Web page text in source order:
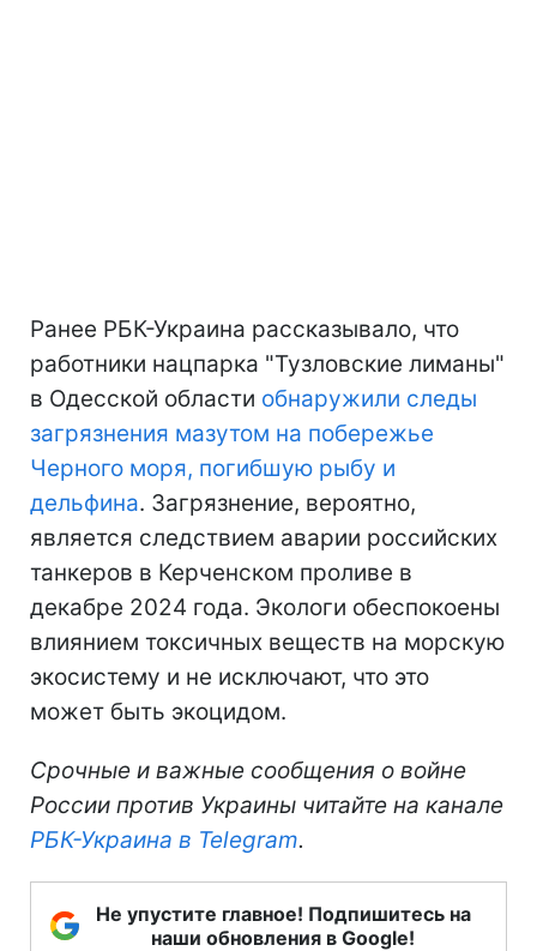
Ранее РБК-Украина рассказывало, что
работники нацпарка "Тузловские лиманы"
в Одесской области обнаружили следы
загрязнения мазутом на побережье
Черного моря, погибшую рыбу и
дельфина. Загрязнение, вероятно,
является следствием аварии российских
танкеров в Керченском проливе в
декабре 2024 года. Экологи обеспокоены
влиянием токсичных веществ на морскую
экосистему и не исключают, что это
может быть экоцидом.
Срочные и важные сообщения о войне
России против Украины читайте на канале
РБК-Украина в Telegram.
Не упустите главное! Подпишитесь на
наши обновления в Google!